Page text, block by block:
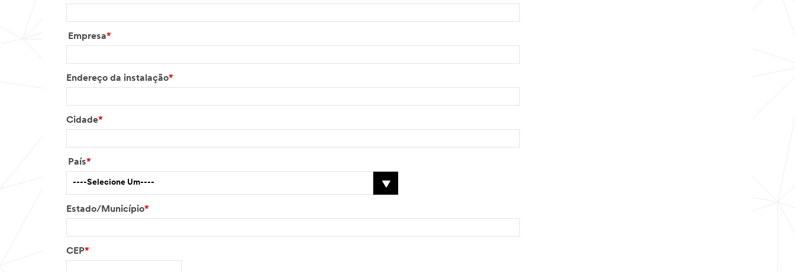
Empresa*
Endereço da instalação*
Cidade*
País*
----Selecione Um----
Estado/Município*
CEP*